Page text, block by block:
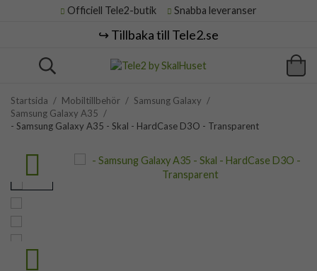
Officiell Tele2-butik Snabba leveranser
↪️ Tillbaka till Tele2.se
Startsida / Mobiltillbehör / Samsung Galaxy /
Samsung Galaxy A35 /
- Samsung Galaxy A35 - Skal - HardCase D3O - Transparent